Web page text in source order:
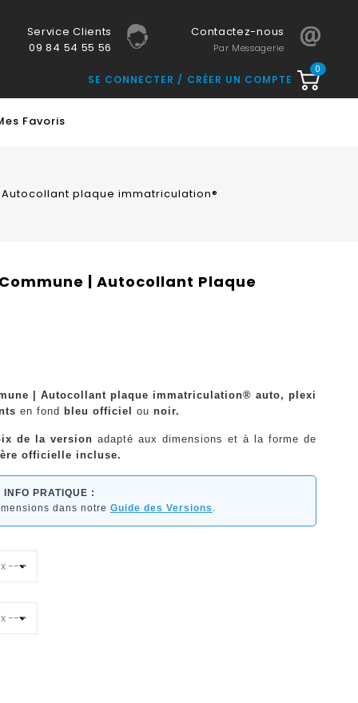
Service Clients
09 84 54 55 56
Contactez-nous
Par Messagerie
0
SE CONNECTER CRÉER UN COMPTE
Favoris
plaque immatriculation®
| Autocollant Plaque
| Autocollant plaque immatriculation® auto, plexi
en fond bleu officiel ou noir.
de la version adapté aux dimensions et à la forme de
officielle incluse.
INFO PRATIQUE :
dans notre Guide des Versions